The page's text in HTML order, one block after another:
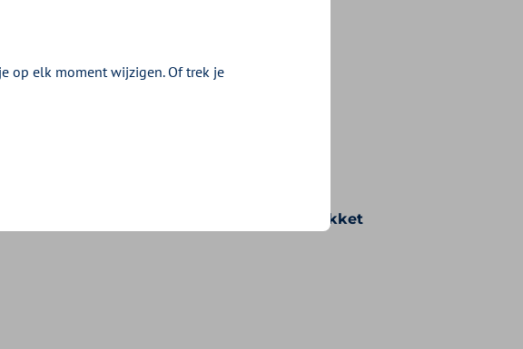
en voorwaarden die bij uw pakket
op elk moment wijzigen. Of trek je